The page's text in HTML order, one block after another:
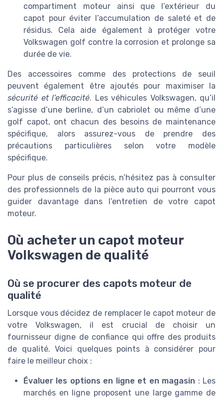
compartiment moteur ainsi que l’extérieur du
capot pour éviter l’accumulation de saleté et de
résidus. Cela aide également à protéger votre
Volkswagen golf contre la corrosion et prolonge sa
durée de vie.
Des accessoires comme des protections de seuil
peuvent également être ajoutés pour maximiser la
sécurité et l’efficacité. Les véhicules Volkswagen, qu’il
s’agisse d’une berline, d’un cabriolet ou même d’une
golf capot, ont chacun des besoins de maintenance
spécifique, alors assurez-vous de prendre des
précautions particulières selon votre modèle
spécifique.
Pour plus de conseils précis, n’hésitez pas à consulter
des professionnels de la pièce auto qui pourront vous
guider davantage dans l’entretien de votre capot
moteur.
Où acheter un capot moteur
Volkswagen de qualité
Où se procurer des capots moteur de
qualité
Lorsque vous décidez de remplacer le capot moteur de
votre Volkswagen, il est crucial de choisir un
fournisseur digne de confiance qui offre des produits
de qualité. Voici quelques points à considérer pour
faire le meilleur choix :
Évaluer les options en ligne et en magasin : Les
marchés en ligne proposent une large gamme de